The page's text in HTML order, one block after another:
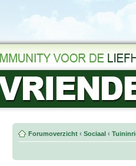
Forumoverzicht ‹ Sociaal ‹